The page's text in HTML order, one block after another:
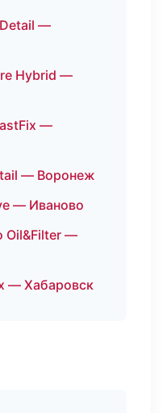
—
Hybrid —
—
— Воронеж
— Иваново
Oil&Filter —
— Хабаровск